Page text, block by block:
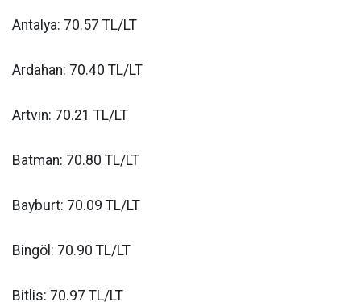
Antalya: 70.57 TL/LT
Ardahan: 70.40 TL/LT
Artvin: 70.21 TL/LT
Batman: 70.80 TL/LT
Bayburt: 70.09 TL/LT
Bingöl: 70.90 TL/LT
Bitlis: 70.97 TL/LT